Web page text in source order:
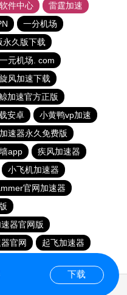
软件中心
雷霆加速
一分机场
永久版下载
一元机场. com
旋风加速下载
加速官方正版
安卓
小黄鸭vp加速
速器永久免费版
app
疾风加速器
小飞机加速器
官网加速器
器官网版
官网
起飞加速器
下载